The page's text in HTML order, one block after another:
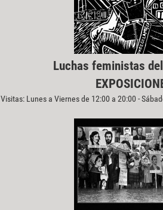
Luchas feministas
Visitas: Lunes a Viernes de 12:00 a 20:00 -